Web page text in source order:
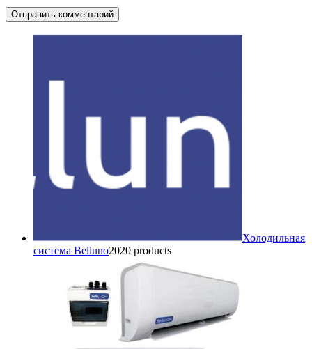
Холодильная
система Belluno2020 products